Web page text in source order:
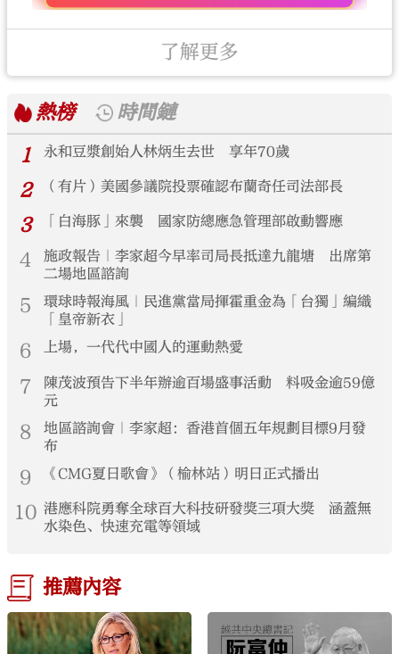
了解更多
熱榜
時間鏈
1
永和豆漿創始人林炳生去世 享年70歲
2 （有片）美國參議院投票確認布蘭奇任司法部長
3 「白海豚」來襲 國家防總應急管理部啟動響應
4
施政報告｜李家超今早率司局長抵達九龍塘 出席第
二場地區諮詢
5
環球時報海風｜民進黨當局揮霍重金為「台獨」編織
「皇帝新衣」
6 上場，一代代中國人的運動熱愛
7
陳茂波預告下半年辦逾百場盛事活動 料吸金逾59億
元
8
地區諮詢會｜李家超：香港首個五年規劃目標9月發
布
9 《CMG夏日歌會》（榆林站）明日正式播出
10 港應科院勇奪全球百大科技研發獎三項大獎 涵蓋無
水染色、快速充電等領域
推薦內容